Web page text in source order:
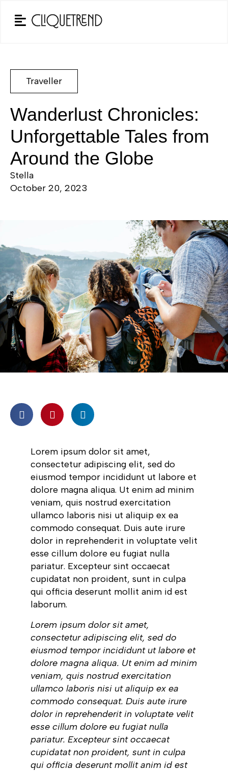
Traveller
Wanderlust Chronicles:
Unforgettable Tales from
Around the Globe
Stella
October 20, 2023
Lorem ipsum dolor sit amet,
consectetur adipiscing elit, sed do
eiusmod tempor incididunt ut labore et
dolore magna aliqua. Ut enim ad minim
veniam, quis nostrud exercitation
ullamco laboris nisi ut aliquip ex ea
commodo consequat. Duis aute irure
dolor in reprehenderit in voluptate velit
esse cillum dolore eu fugiat nulla
pariatur. Excepteur sint occaecat
cupidatat non proident, sunt in culpa
qui officia deserunt mollit anim id est
laborum.
Lorem ipsum dolor sit amet,
consectetur adipiscing elit, sed do
eiusmod tempor incididunt ut labore et
dolore magna aliqua. Ut enim ad minim
veniam, quis nostrud exercitation
ullamco laboris nisi ut aliquip ex ea
commodo consequat. Duis aute irure
dolor in reprehenderit in voluptate velit
esse cillum dolore eu fugiat nulla
pariatur. Excepteur sint occaecat
cupidatat non proident, sunt in culpa
qui officia deserunt mollit anim id est